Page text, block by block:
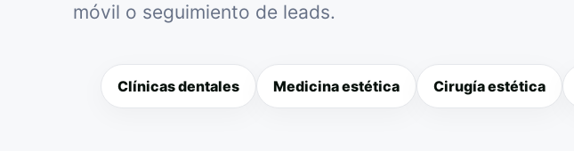
móvil o seguimiento de leads.
Clínicas dentales Medicina estética Cirugía estética